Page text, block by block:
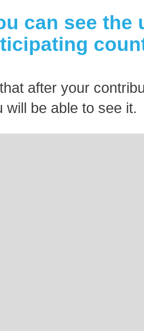
can see
after your
will be able to see it.